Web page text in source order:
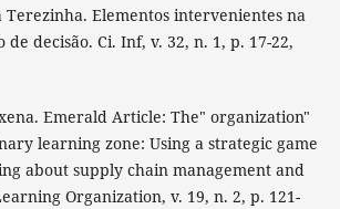
Terezinha. Elementos intervenientes na
de decisão. Ci. Inf, v. 32, n. 1, p. 17-22,
Emerald Article: The" organization"
learning zone: Using a strategic game
about supply chain management and
Organization, v. 19, n. 2, p. 121-